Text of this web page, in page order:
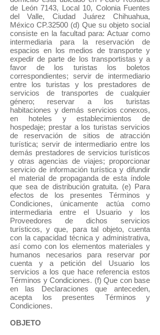
de León 7143, Local 10, Colonia Fuentes
del Valle, Ciudad Juárez Chihuahua,
México CP.32500 (d) Que su objeto social
consiste en la facultad para: Actuar como
intermediaria para la reservación de
espacios en los medios de transporte y
expedir de parte de los transportistas y a
favor de los turistas los boletos
correspondientes; servir de intermediario
entre los turistas y los prestadores de
servicios de transportes de cualquier
género; reservar a los turistas
habitaciones y demás servicios conexos,
en hoteles y establecimientos de
hospedaje; prestar a los turistas servicios
de reservación de sitios de atracción
turística; servir de intermediario entre los
demás prestadores de servicios turísticos
y otras agencias de viajes; proporcionar
servicio de información turística y difundir
el material de propaganda de esta índole
que sea de distribución gratuita. (e) Para
efectos de los presentes Términos y
Condiciones, únicamente actúa como
intermediaria entre el Usuario y los
Proveedores de dichos servicios
turísticos, y que, para tal objeto, cuenta
con la capacidad técnica y administrativa,
así como con los elementos materiales y
humanos necesarios para reservar por
cuenta y a petición del Usuario los
servicios a los que hace referencia estos
Términos y Condiciones. (f) Que con base
en las Declaraciones que anteceden,
acepta los presentes Términos y
Condiciones.
OBJETO